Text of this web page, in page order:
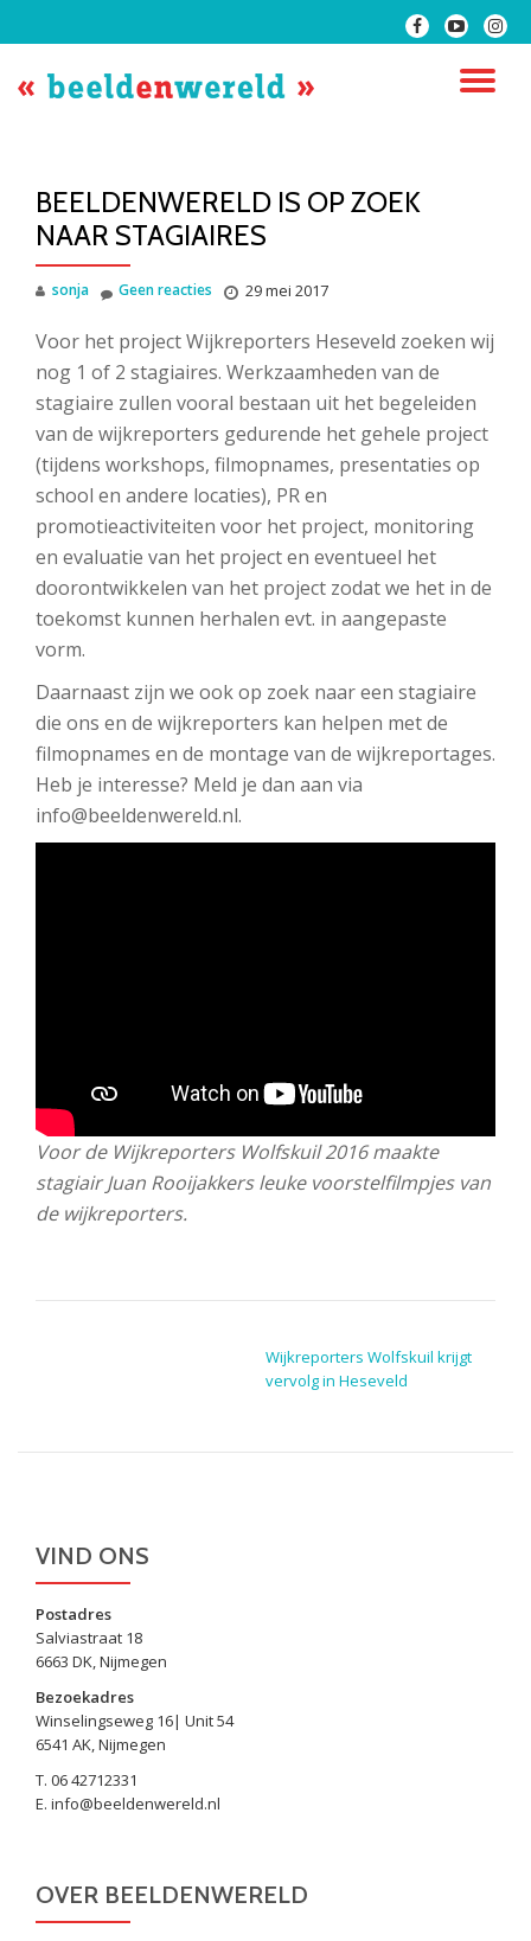
direct
fa-
facebook
fa-
youtube-
play
fa-
BEELDENWERELD IS OP ZOEK
NAAR STAGIAIRES
sonja 29 mei 2017
Geen reacties
Voor het project Wijkreporters Heseveld zoeken wij
nog 1 of 2 stagiaires. Werkzaamheden van de
stagiaire zullen vooral bestaan uit het begeleiden
van de wijkreporters gedurende het gehele project
(tijdens workshops, filmopnames, presentaties op
school en andere locaties), PR en
promotieactiviteiten voor het project, monitoring
en evaluatie van het project en eventueel het
doorontwikkelen van het project zodat we het in de
toekomst kunnen herhalen evt. in aangepaste
vorm.
Daarnaast zijn we ook op zoek naar een stagiaire
die ons en de wijkreporters kan helpen met de
filmopnames en de montage van de wijkreportages.
Heb je interesse? Meld je dan aan via
info@beeldenwereld.nl.
Voor de Wijkreporters Wolfskuil 2016 maakte
stagiair Juan Rooijakkers leuke voorstelfilmpjes van
de wijkreporters.
Wijkreporters Wolfskuil krijgt
vervolg in Heseveld
VIND ONS
Postadres
Salviastraat 18
6663 DK, Nijmegen
Bezoekadres
Winselingseweg 16| Unit 54
6541 AK, Nijmegen
T. 06 42712331
E. info@beeldenwereld.nl
OVER BEELDENWERELD